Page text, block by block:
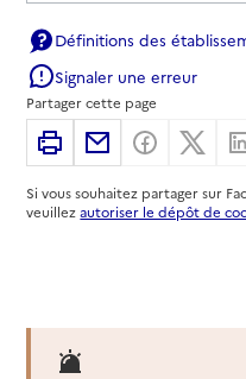
Définitions des
Signaler une erreur
Partager cette page
ImprimerPartager par
Partager
Si vous souhaitez partager sur
veuillezautoriser le dépôt de